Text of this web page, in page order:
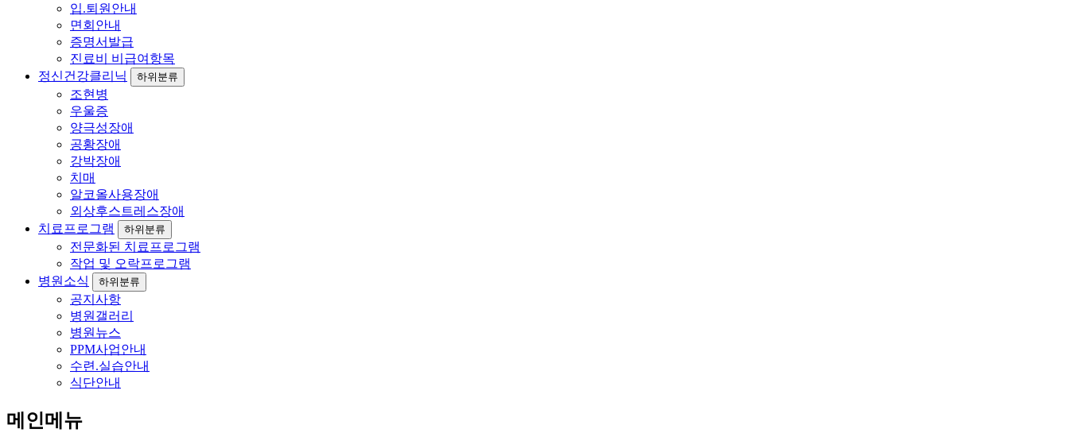
입.퇴원안내
면회안내
증명서발급
진료비 비급여항목
정신건강클리닉
하위분류
조현병
우울증
양극성장애
공황장애
강박장애
치매
알코올사용장애
외상후스트레스장애
치료프로그램
하위분류
전문화된 치료프로그램
작업 및 오락프로그램
병원소식
하위분류
공지사항
병원갤러리
병원뉴스
PPM사업안내
수련.실습안내
식단안내
메인메뉴